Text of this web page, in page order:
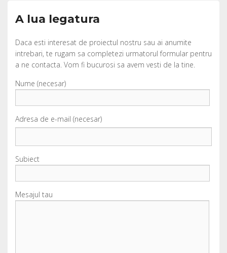
A lua legatura
Daca esti interesat de proiectul nostru sau ai anumite
intrebari, te rugam sa completezi urmatorul formular pentru
a ne contacta. Vom fi bucurosi sa avem vesti de la tine.
Nume (necesar)
Adresa de e-mail (necesar)
Subiect
Mesajul tau